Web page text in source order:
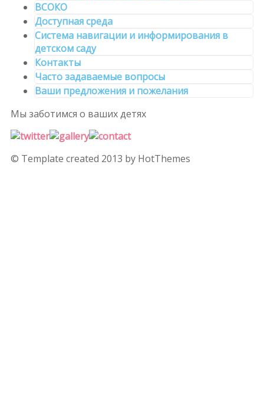
ВСОКО
Доступная среда
Система навигации и информирования в
детском саду
Контакты
Часто задаваемые вопросы
Ваши предложения и пожелания
Мы заботимся о ваших детях
© Template created 2013 by HotThemes